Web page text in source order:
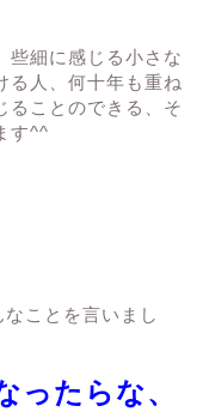
些細に感じる小さな
る人、何十年も重ね
ることのできる、そ
す^^
ことを言いまし
ったらな、